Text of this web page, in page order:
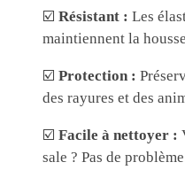
☑️ Résistant : Les
maintiennent la
☑️ Protection :
des rayures et des
☑️ Facile à nettoyer :
sale ? Pas de